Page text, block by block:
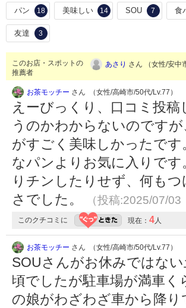
パン 18 美味しい 14 SOU 7 食
友達 3
このお店・スポットの
推薦者
あさり さん （女性/安中
お茶モッチー さん （女性/高崎市/50代/Lv.77）
えーびっくり、口コミ投
うのかわからないのです
がすごく美味しかったで
なパンよりお気に入りで
りチンしたりせず、何も
さでした。
（投稿:2025/07/
このクチコミに 現在： 4人
お茶モッチー さん （女性/高崎市/50代/Lv.77）
SOUさんがお休みではな
頃でしたが駐車場が満車
の娘がわざわざ車から降